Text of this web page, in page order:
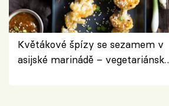
Květákové špízy se sezamem v
asijské marinádě – vegetariánská